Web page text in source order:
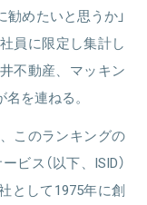
めたいと思うか」
員に限定し集計し
不動産、マッキン
を連ねる。
このランキングの
ス（以下、ISID）
として1975年に創